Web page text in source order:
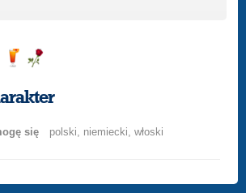
drinka
różę
się
polski, niemiecki, włoski